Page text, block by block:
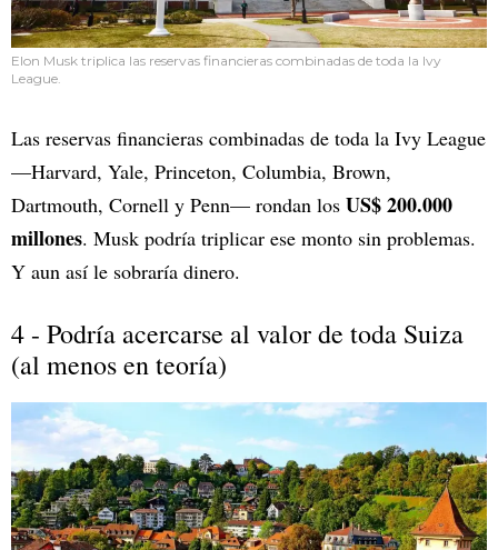
Elon Musk triplica las reservas financieras combinadas de toda la Ivy
League.
Las reservas financieras combinadas de toda la Ivy League
—Harvard, Yale, Princeton, Columbia, Brown,
Dartmouth, Cornell y Penn— rondan los US$ 200.000
millones. Musk podría triplicar ese monto sin problemas.
Y aun así le sobraría dinero.
4 - Podría acercarse al valor de toda Suiza
(al menos en teoría)